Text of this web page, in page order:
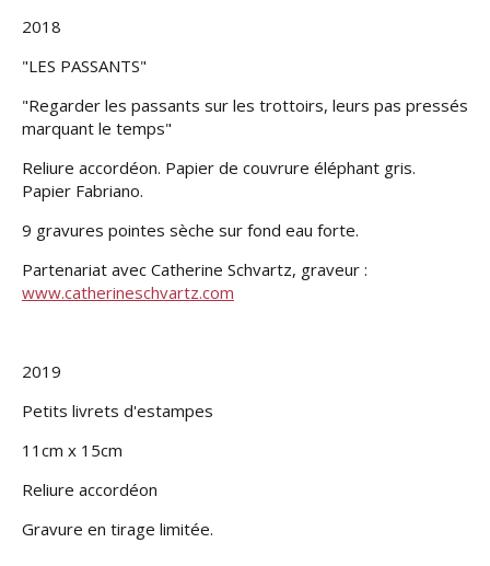
2018
"LES PASSANTS"
"Regarder les passants sur les trottoirs, leurs pas pressés
marquant le temps"
Reliure accordéon. Papier de couvrure éléphant gris.
Papier Fabriano.
9 gravures pointes sèche sur fond eau forte.
Partenariat avec Catherine Schvartz, graveur :
www.catherineschvartz.com
2019
Petits livrets d'estampes
11cm x 15cm
Reliure accordéon
Gravure en tirage limitée.